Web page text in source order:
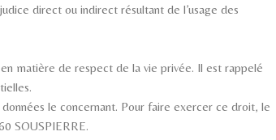
direct ou indirect résultant de l’usage des
matière de respect de la vie privée. Il est rappelé
le concernant. Pour faire exercer ce droit, le
SOUSPIERRE.